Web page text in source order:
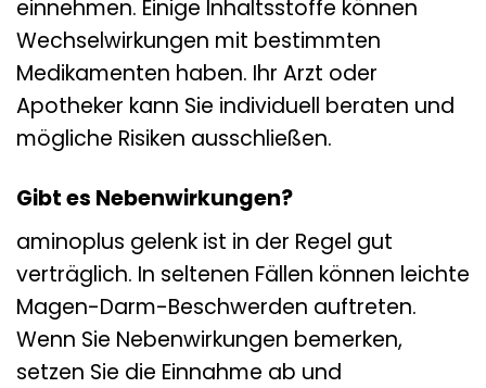
einnehmen. Einige Inhaltsstoffe können
Wechselwirkungen mit bestimmten
Medikamenten haben. Ihr Arzt oder
Apotheker kann Sie individuell beraten und
mögliche Risiken ausschließen.
Gibt es Nebenwirkungen?
aminoplus gelenk ist in der Regel gut
verträglich. In seltenen Fällen können leichte
Magen-Darm-Beschwerden auftreten.
Wenn Sie Nebenwirkungen bemerken,
setzen Sie die Einnahme ab und